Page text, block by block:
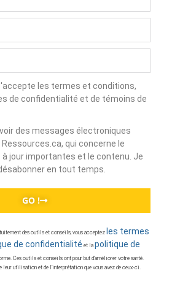
les termes et conditions,
de confidentialité et de témoins de
des messages électroniques
qui concerne le
jour importantes et le contenu. Je
en tout temps.
GO !
des outils et conseils, vous acceptez les termes
de confidentialité et la politique de
Ces outils et conseils ont pour but d’améliorer votre santé.
leur utilisation et de l’interprétation que vous avez de ceux-ci.